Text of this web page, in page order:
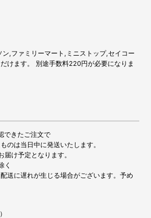
ン,ファミリーマート,ミニストップ,セイコー
けます。 別途手数料220円が必要になりま
できたご注文で
のは当日中に発送いたします。
け予定となります。
く
送に遅れが生じる場合がございます。予め